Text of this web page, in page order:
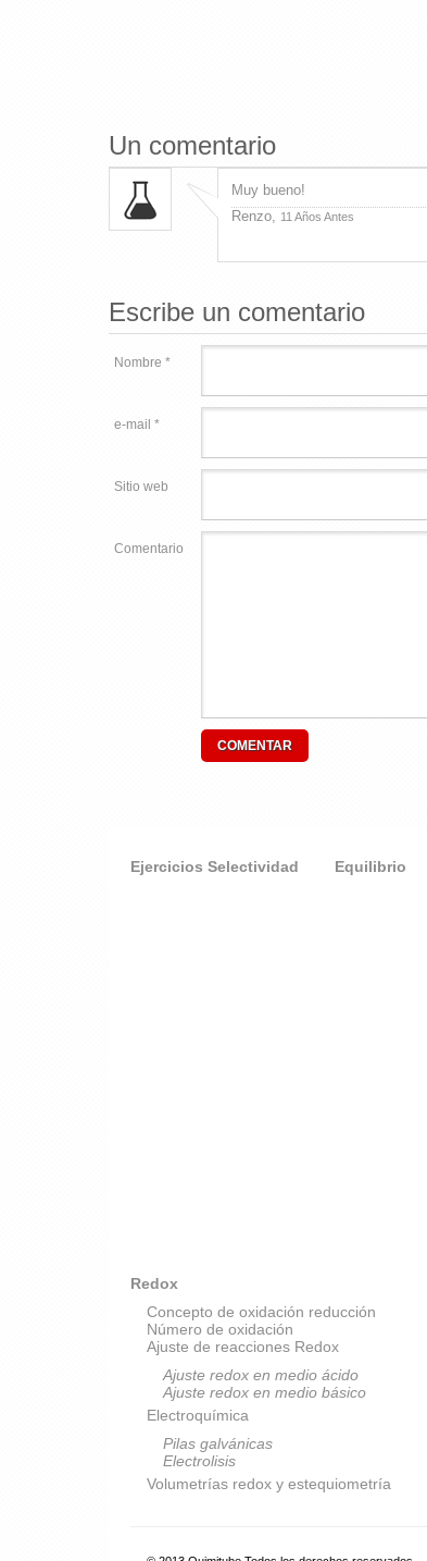
Un comentario
Muy bueno!
Renzo,
11 Años Antes
Escribe un comentario
Nombre *
e-mail *
Sitio web
Comentario
Ejercicios Selectividad Equilibrio
Redox
Concepto de oxidación reducción
Número de oxidación
Ajuste de reacciones Redox
Ajuste redox en medio ácido
Ajuste redox en medio básico
Electroquímica
Pilas galvánicas
Electrolisis
Volumetrías redox y estequiometría